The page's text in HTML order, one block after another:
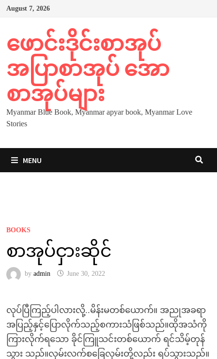
Skip
August 7, 2026
ဖောင်းဒိုင်းစာအုပ်
အပြာစာအုပ် အော
စာအုပ်များ
Myanmar Blue Book, Myanmar apyar book, Myanmar Love
Stories
MENU
BOOKS
စာအုပ်ငှားဆိုင်
by admin June 30, 2022
လုပ်ပြီကြည့်ပါလားလို့..မိန်းမတစ်ယောက်။ အညုအခရာ
အပြည့်နှင့်ပြောလိုက်သည့်စကားသံဖြစ်သည်။ထိုအသံကို
ကြားလိုက်ရသော ခိုင်ကြူသင်းတစ်ယောက် ရင်သိမ့်တုန်
သွား သည်။လှမ်းလက်စခြေလှမ်းတို့လည်း ရပ်သွားသည်။